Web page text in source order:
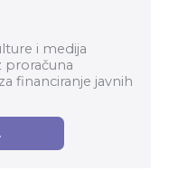
i medija
proračuna
financiranje javnih